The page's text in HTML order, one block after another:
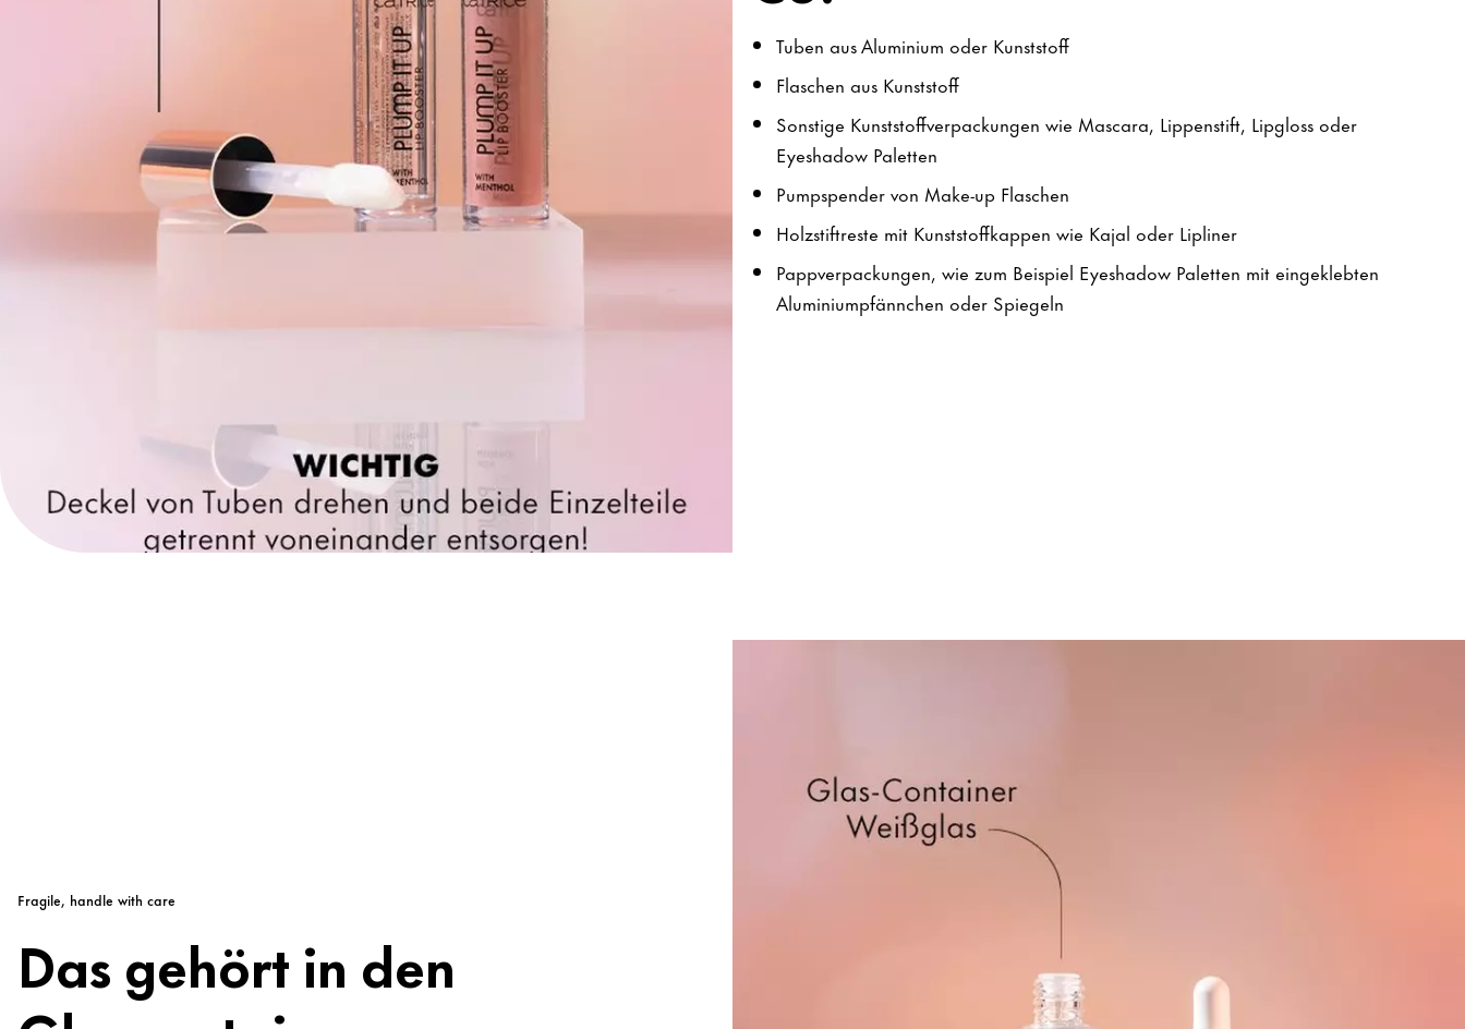
Tuben aus Aluminium oder Kunststoff
Flaschen aus Kunststoff
Sonstige Kunststoffverpackungen wie Mascara, Lippenstift, Lipgloss oder
Eyeshadow Paletten
Pumpspender von Make-up Flaschen
Holzstiftreste mit Kunststoffkappen wie Kajal oder Lipliner
Pappverpackungen, wie zum Beispiel Eyeshadow Paletten mit eingeklebten
Aluminiumpfännchen oder Spiegeln
Fragile, handle with care
Das gehört in den